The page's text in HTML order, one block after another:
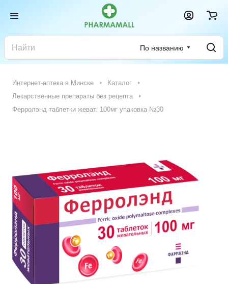
По названию
Интернет-аптека в Минске
Каталог
Лекарственные препараты без рецепта
Ферролэнд таблетки жеват. 100мг упаковка №30